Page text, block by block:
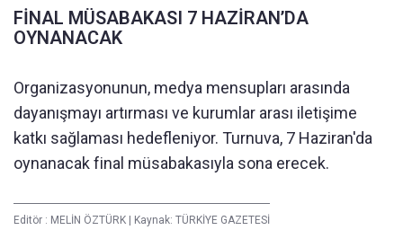
FİNAL MÜSABAKASI 7 HAZİRAN’DA
OYNANACAK
Organizasyonunun, medya mensupları arasında
dayanışmayı artırması ve kurumlar arası iletişime
katkı sağlaması hedefleniyor. Turnuva, 7 Haziran'da
oynanacak final müsabakasıyla sona erecek.
Editör : MELİN ÖZTÜRK Kaynak: TÜRKİYE GAZETESİ